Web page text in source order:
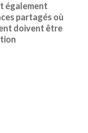
également
partagés où
doivent être